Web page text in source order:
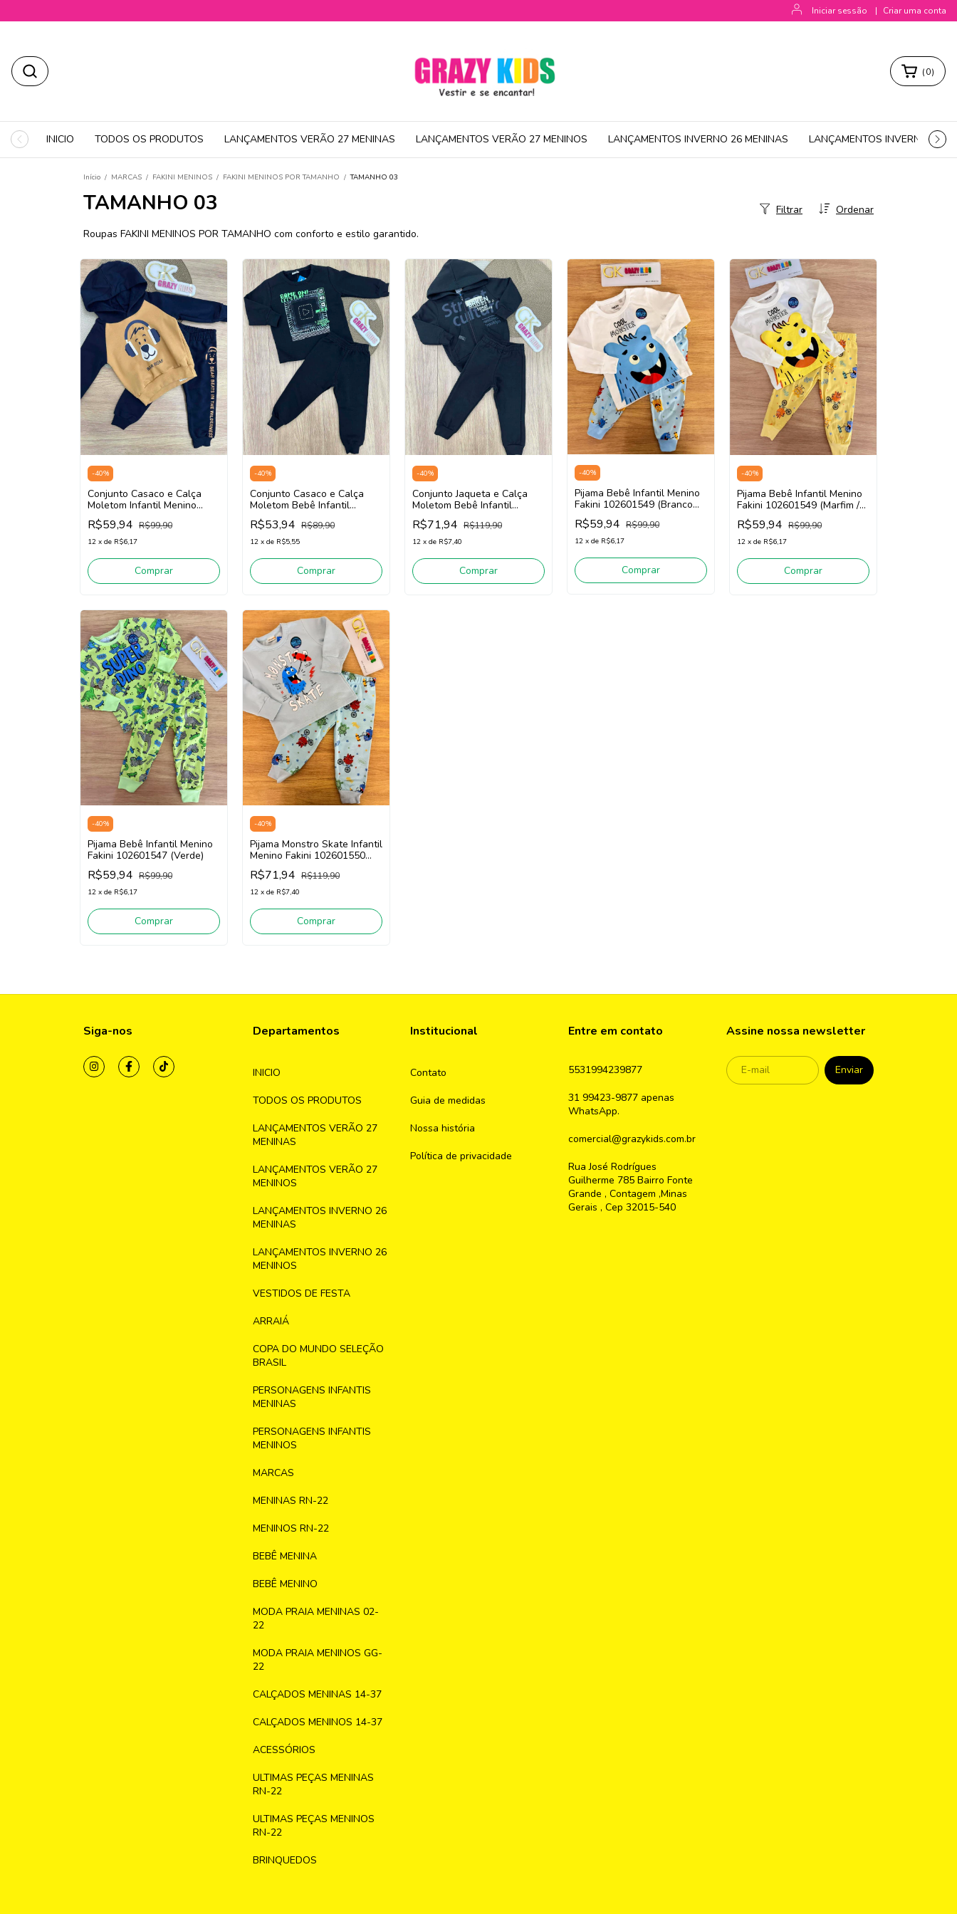
Iniciar sessão | Criar uma conta
(0)
INICIO TODOS OS PRODUTOS LANÇAMENTOS VERÃO 27 MENINAS LANÇAMENTOS VERÃO 27 MENINOS LANÇAMENTOS INVERNO 26 MENINAS LANÇAMENTOS INVERNO 26
Início / MARCAS / FAKINI MENINOS / FAKINI MENINOS POR TAMANHO / TAMANHO 03
TAMANHO 03 Ordenar
Filtrar
Roupas FAKINI MENINOS POR TAMANHO com conforto e estilo garantido.
-40%
Conjunto Casaco e Calça
Moletom Infantil Menino
Fakini 102401413
(Bege/Marinho)
R$59,94 R$99,90
12 x de R$6,17
Comprar
-40%
Conjunto Casaco e Calça
Moletom Bebê Infantil
Menino Fakini 102401445
(Preto)
R$53,94 R$89,90
12 x de R$5,55
Comprar
-40%
Conjunto Jaqueta e Calça
Moletom Bebê Infantil
Menino Fakini 102401418
(Preto)
R$71,94 R$119,90
12 x de R$7,40
Comprar
-40%
Pijama Bebê Infantil Menino
Fakini 102601549 (Branco
/Azul)
R$59,94 R$99,90
12 x de R$6,17
Comprar
-40%
Pijama Bebê Infantil Menino
Fakini 102601549 (Marfim /
Amarelo)
R$59,94 R$99,90
12 x de R$6,17
Comprar
-40%
Pijama Bebê Infantil Menino
Fakini 102601547 (Verde)
R$59,94 R$99,90
12 x de R$6,17
Comprar
-40%
Pijama Monstro Skate Infantil
Menino Fakini 102601550
(Azul)
R$71,94 R$119,90
12 x de R$7,40
Comprar
Siga-nos Departamentos
INICIO
TODOS OS PRODUTOS
LANÇAMENTOS VERÃO 27
MENINAS
LANÇAMENTOS VERÃO 27
MENINOS
LANÇAMENTOS INVERNO 26
MENINAS
LANÇAMENTOS INVERNO 26
MENINOS
VESTIDOS DE FESTA
ARRAIÁ
COPA DO MUNDO SELEÇÃO
BRASIL
PERSONAGENS INFANTIS
MENINAS
PERSONAGENS INFANTIS
MENINOS
MARCAS
MENINAS RN-22
MENINOS RN-22
BEBÊ MENINA
BEBÊ MENINO
MODA PRAIA MENINAS 02-
22
MODA PRAIA MENINOS GG-
22
CALÇADOS MENINAS 14-37
CALÇADOS MENINOS 14-37
ACESSÓRIOS
ULTIMAS PEÇAS MENINAS
RN-22
ULTIMAS PEÇAS MENINOS
RN-22
BRINQUEDOS
Institucional
Contato
Guia de medidas
Nossa história
Política de privacidade
Entre em contato
5531994239877
31 99423-9877 apenas
WhatsApp.
comercial@grazykids.com.br
Rua José Rodrígues
Guilherme 785 Bairro Fonte
Grande , Contagem ,Minas
Gerais , Cep 32015-540
Assine nossa newsletter